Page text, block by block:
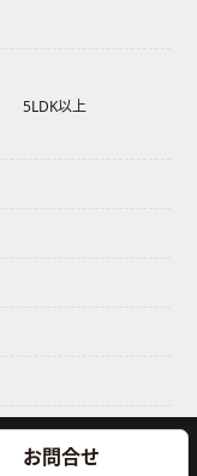
お問合せ
5LDK以上